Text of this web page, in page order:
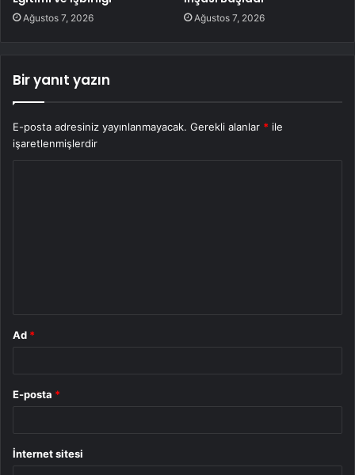
Ağustos 7, 2026 Ağustos 7, 2026
Bir yanıt yazın
E-posta adresiniz yayınlanmayacak. Gerekli alanlar * ile
işaretlenmişlerdir
Ad *
E-posta *
İnternet sitesi